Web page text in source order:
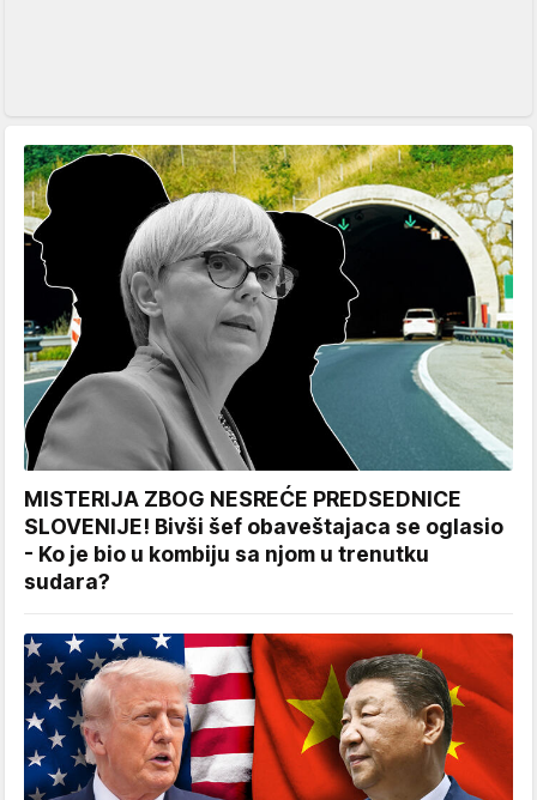
MISTERIJA ZBOG NESREĆE PREDSEDNICE
SLOVENIJE! Bivši šef obaveštajaca se oglasio
- Ko je bio u kombiju sa njom u trenutku
sudara?